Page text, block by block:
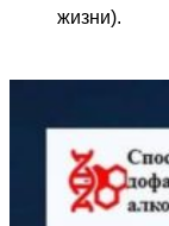
жизни).